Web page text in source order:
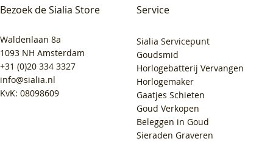
Bezoek de Sialia Store
Waldenlaan 8a
1093 NH Amsterdam
+31 (0)20 334 3327
info@sialia.nl
KvK: 08098609
Service
Sialia Servicepunt
Goudsmid
Horlogebatterij Vervangen
Horlogemaker
Gaatjes Schieten
Goud Verkopen
Beleggen in Goud
Sieraden Graveren